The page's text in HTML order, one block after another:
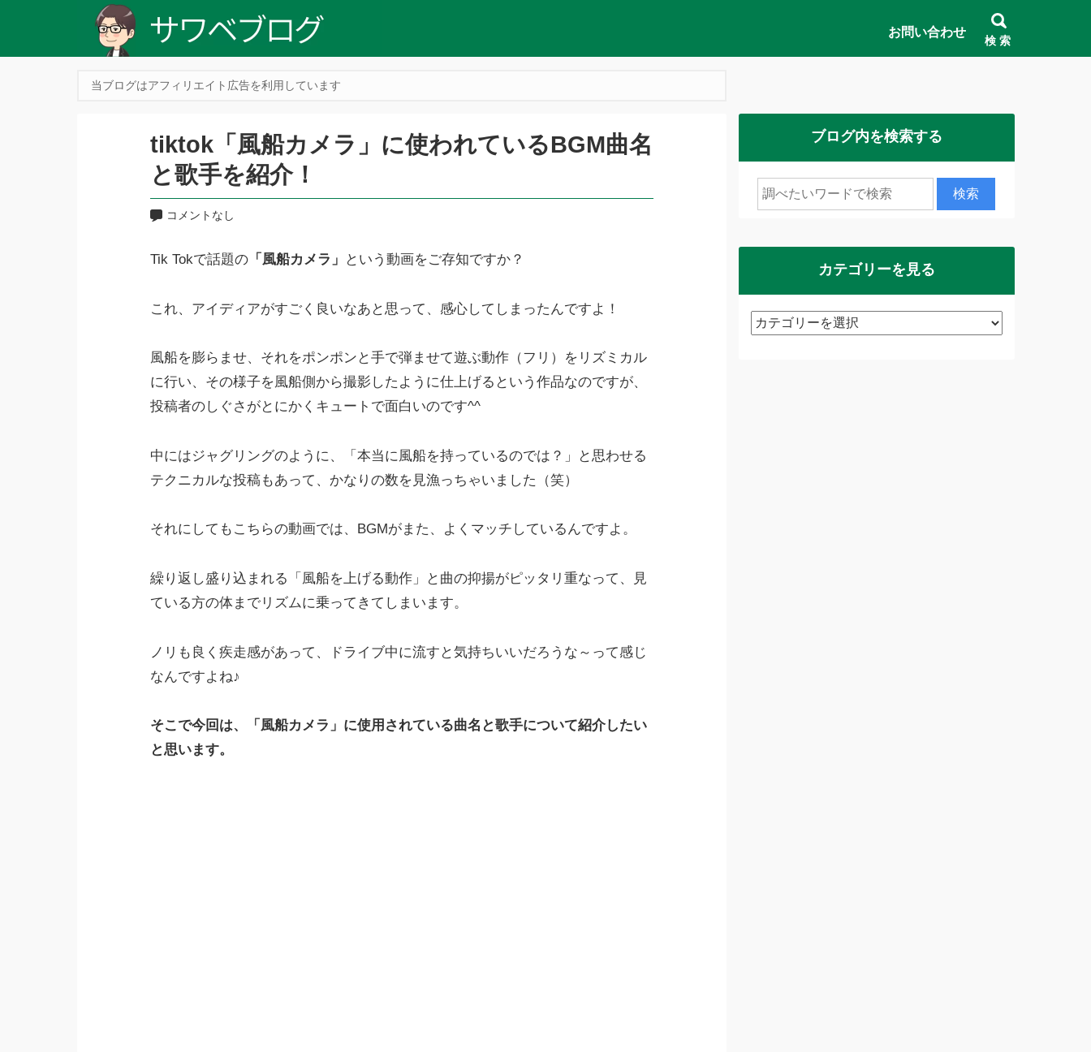
お問い合わせ
検 索
当ブログはアフィリエイト広告を利用しています
tiktok「風船カメラ」に使われているBGM曲名
と歌手を紹介！
コメントなし
Tik Tokで話題の「風船カメラ」 という動画をご存知ですか？
これ、アイディアがすごく良いなあと思って、感心してしまったんですよ！
風船を膨らませ、それをポンポンと手で弾ませて遊ぶ動作（フリ）をリズミカル
に行い、その様子を風船側から撮影したように仕上げるという作品なのですが、
投稿者のしぐさがとにかくキュートで面白いのです^^
中にはジャグリングのように、「本当に風船を持っているのでは？」と思わせる
テクニカルな投稿もあって、かなりの数を見漁っちゃいました（笑）
それにしてもこちらの動画では、BGMがまた、よくマッチしているんですよ。
繰り返し盛り込まれる「風船を上げる動作」と曲の抑揚がピッタリ重なって、見
ている方の体までリズムに乗ってきてしまいます。
ノリも良く疾走感があって、ドライブ中に流すと気持ちいいだろうな～って感じ
なんですよね♪
そこで今回は、「風船カメラ」に使用されている曲名と歌手について紹介したい
と思います。
ブログ内を検索する
カテゴリーを見る
カ